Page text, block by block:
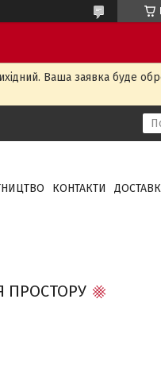
Ваша заявка буде
КОНТАКТИ
ПРОСТОРУ